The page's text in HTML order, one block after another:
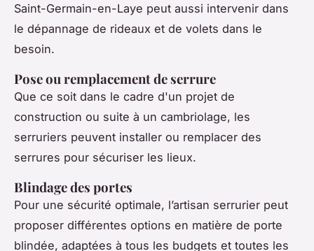
Saint-Germain-en-Laye peut aussi intervenir dans
le dépannage de rideaux et de volets dans le
besoin.
Pose ou remplacement de serrure
Que ce soit dans le cadre d'un projet de
construction ou suite à un cambriolage, les
serruriers peuvent installer ou remplacer des
serrures pour sécuriser les lieux.
Blindage des portes
Pour une sécurité optimale, l’artisan serrurier peut
proposer différentes options en matière de porte
blindée, adaptées à tous les budgets et toutes les